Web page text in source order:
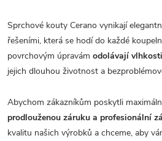
Sprchové kouty Cerano vynikají
řešeními, která se hodí do každé
povrchovým úpravám odolávají
jejich dlouhou životnost a
Abychom zákazníkům poskytli
prodlouženou záruku a profesionální
kvalitu našich výrobků a chceme, aby